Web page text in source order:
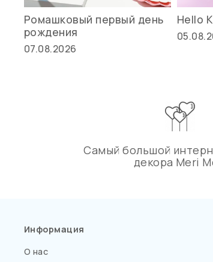
Ромашковый первый день
рождения
07.08.2026
Hello
Самый большой
декора Meri
Информация
О нас